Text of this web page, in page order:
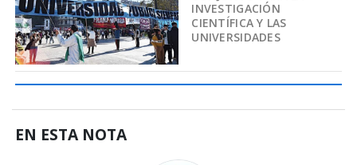
INVESTIGACIÓN
CIENTÍFICA Y LAS
UNIVERSIDADES
EN ESTA NOTA